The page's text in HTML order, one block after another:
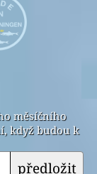
měsíčního
když budou k
předložit